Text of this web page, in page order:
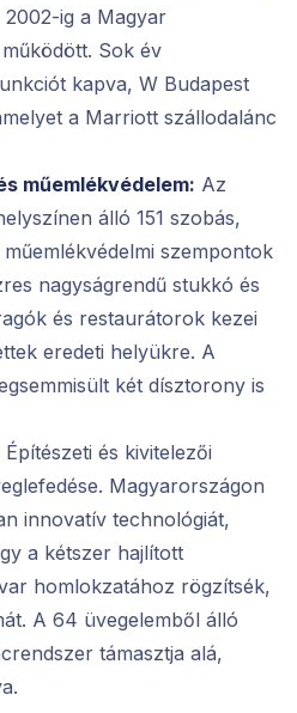
ig a Magyar
Sok év
kapva, W Budapest
a Marriott szállodalánc
műemlékvédelem: Az
álló 151 szobás,
szempontok
nagyságrendű stukkó és
és restaurátorok kezei
eredeti helyükre. A
két dísztorony is
Építészeti és kivitelezői
Magyarországon
innovatív technológiát,
a kétszer hajlított
homlokzatához rögzítsék,
A 64 üvegelemből álló
támasztja alá,